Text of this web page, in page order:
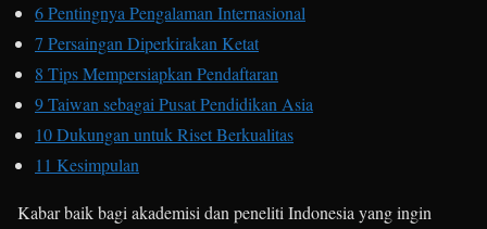
6Pentingnya Pengalaman Internasional
7 Persaingan Diperkirakan Ketat
8 Tips Mempersiapkan Pendaftaran
9Taiwan sebagai Pusat Pendidikan Asia
10Dukungan untuk Riset Berkualitas
11 Kesimpulan
Kabar baik bagi akademisi dan peneliti Indonesia yang ingin